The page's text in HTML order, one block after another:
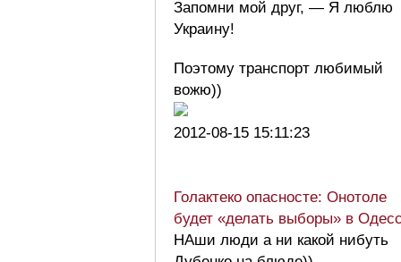
Запомни мой друг, — Я люблю
Украину!
Поэтому транспорт любимый
вожю))
2012-08-15 15:11:23
Голактеко опасносте: Онотоле
будет «делать выборы» в
НАши люди а ни какой нибуть